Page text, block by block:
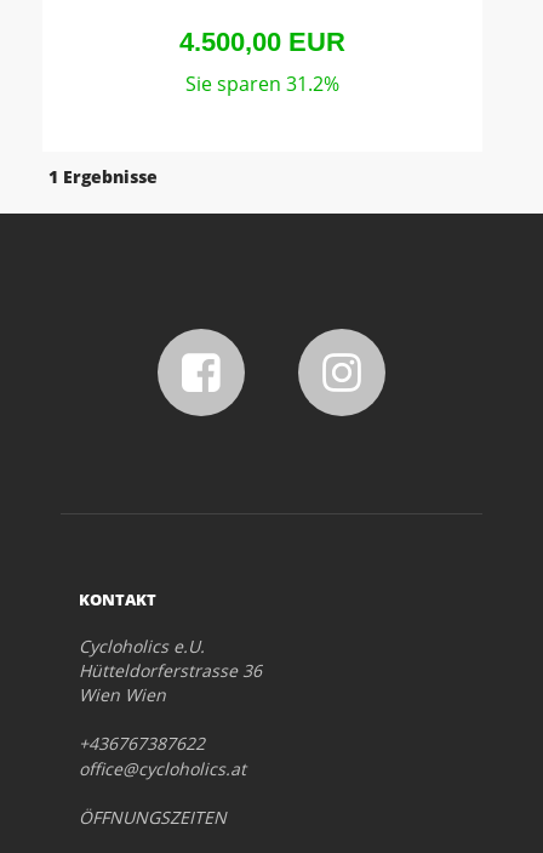
4.500,00 EUR
Sie sparen 31.2%
1 Ergebnisse
KONTAKT
Cycloholics e.U.
Hütteldorferstrasse 36
Wien Wien
+436767387622
office@cycloholics.at
ÖFFNUNGSZEITEN